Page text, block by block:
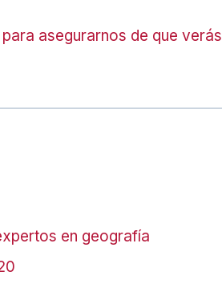
asegurarnos de que verás
en geografía